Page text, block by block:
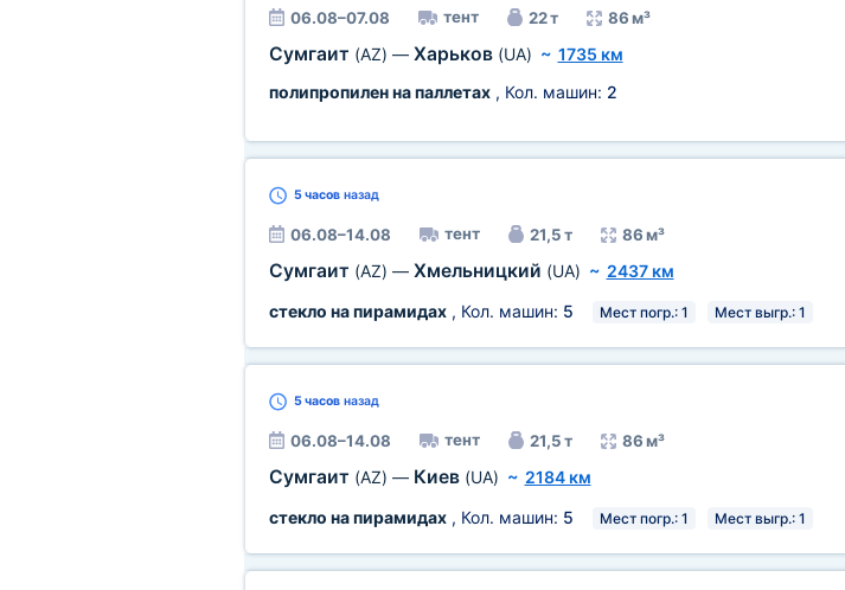
06.08–07.08 тент 22 т 86 м³
Сумгаит (AZ) — Харьков (UA) ~ 1735 км
полипропилен на паллетах, Кол. машин: 2
5 часовназад
06.08–14.08 тент 21,5 т 86 м³
Сумгаит (AZ) — Хмельницкий (UA) ~ 2437 км
стекло на пирамидах, Кол. машин: 5 Мест погр.: 1 Мест выгр.: 1
5 часовназад
06.08–14.08 тент 21,5 т 86 м³
Сумгаит (AZ) — Киев (UA) ~ 2184 км
стекло на пирамидах, Кол. машин: 5 Мест погр.: 1 Мест выгр.: 1